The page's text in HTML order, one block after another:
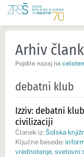
Arhiv
Pojdite nazaj na
debatni klub
Izziv: debatni
civilizaciji
Članek iz: Šolska
Ključne besede:
vrednotenje, svetovni